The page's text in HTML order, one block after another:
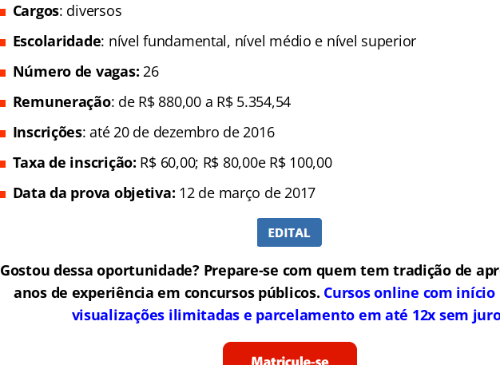
Cargos: diversos
Escolaridade: nível fundamental, nível médio e nível superior
Número de vagas:26
Remuneração: de R$ 880,00 a R$ 5.354,54
Inscrições: até 20 de dezembro de 2016
Taxa de inscrição: R$ 60,00; R$ 80,00e R$ 100,00
Data da prova objetiva: 12 de março de 2017
Gostou dessa oportunidade? Prepare-se com quem tem tradição de
anos de experiência em concursos públicos. Cursos online com
visualizações ilimitadas e parcelamento em até 12x sem